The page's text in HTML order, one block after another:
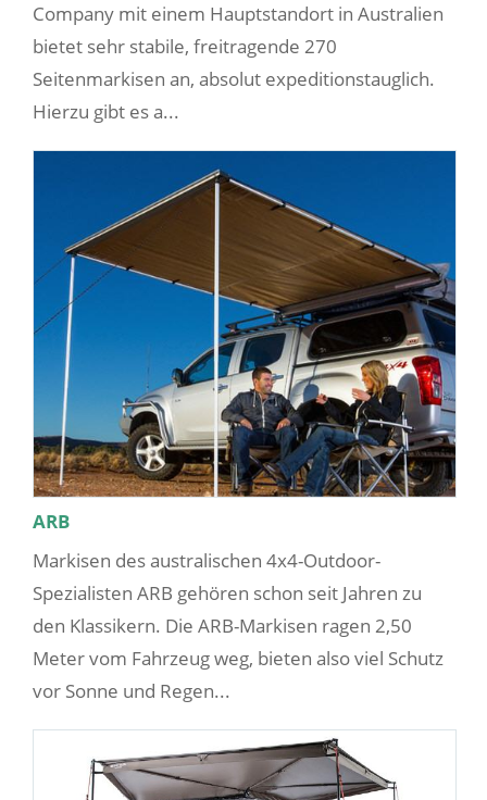
Company mit einem Hauptstandort in Australien
bietet sehr stabile, freitragende 270
Seitenmarkisen an, absolut expeditionstauglich.
Hierzu gibt es a...
ARB
Markisen des australischen 4x4-Outdoor-
Spezialisten ARB gehören schon seit Jahren zu
den Klassikern. Die ARB-Markisen ragen 2,50
Meter vom Fahrzeug weg, bieten also viel Schutz
vor Sonne und Regen...